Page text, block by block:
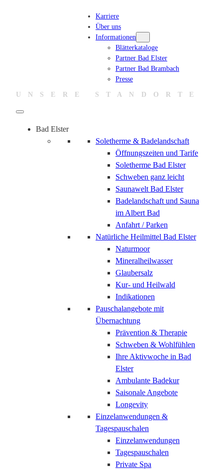
Karriere
Über uns
Informationen
Blätterkataloge
Partner Bad Elster
Partner Bad Brambach
Presse
UNSERE STANDORTE
Bad Elster
Soletherme & Badelandschaft
Öffnungszeiten und Tarife
Soletherme Bad Elster
Schweben ganz leicht
Saunawelt Bad Elster
Badelandschaft und Sauna
im Albert Bad
Anfahrt / Parken
Natürliche Heilmittel Bad Elster
Naturmoor
Mineralheilwasser
Glaubersalz
Kur- und Heilwald
Indikationen
Pauschalangebote mit
Übernachtung
Prävention & Therapie
Schweben & Wohlfühlen
Ihre Aktivwoche in Bad
Elster
Ambulante Badekur
Saisonale Angebote
Longevity
Einzelanwendungen &
Tagespauschalen
Einzelanwendungen
Tagespauschalen
Private Spa